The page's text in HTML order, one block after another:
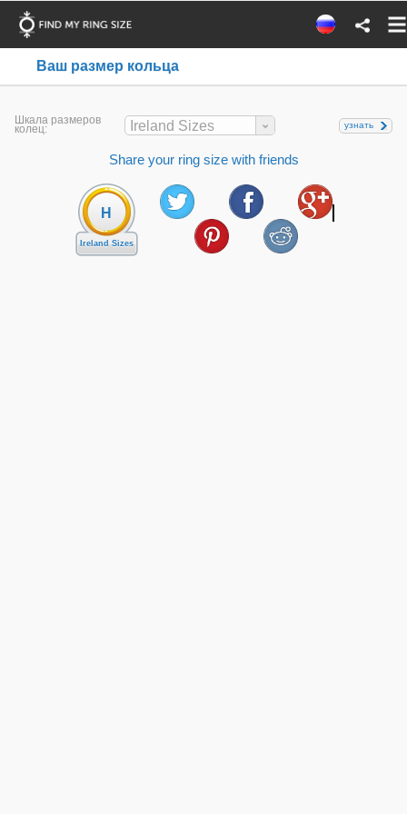
Ваш размер кольца
Шкала размеров
колец: Ireland Sizes узнать
Share your ring size with friends
H
Ireland Sizes